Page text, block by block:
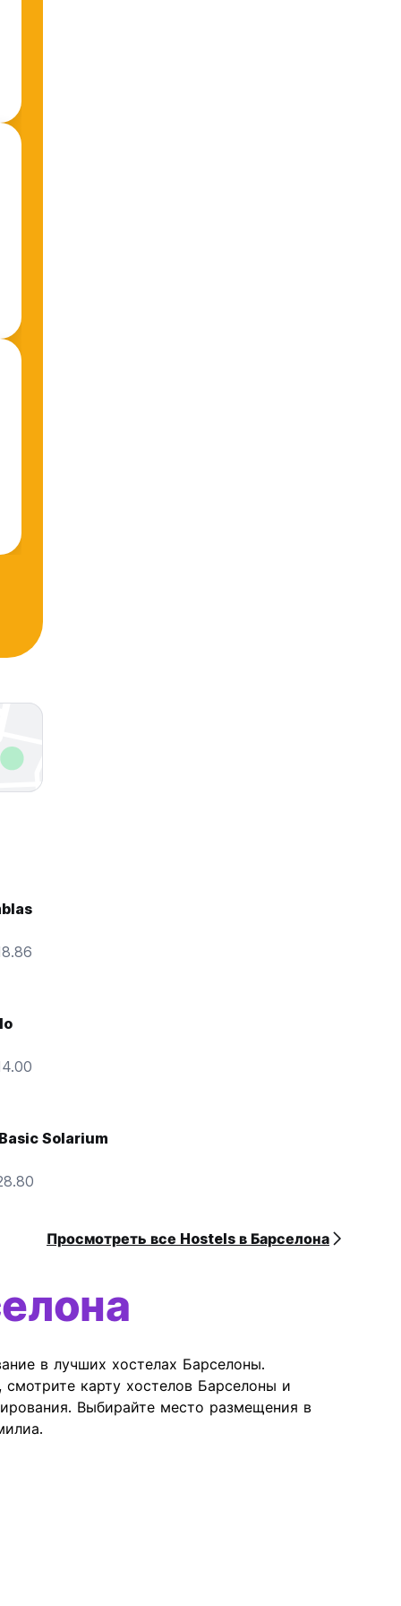
Solarium
Просмотреть все Hostels в Барселона
в лучших хостелах Барселоны.
карту хостелов Барселоны и
Выбирайте место размещения в